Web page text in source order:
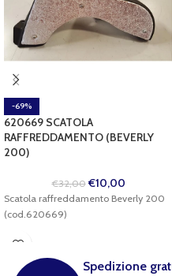
-69%
620669 SCATOLA
RAFFREDDAMENTO (BEVERLY
200)
€32,00 €10,00
Scatola raffreddamento Beverly 200
(cod.620669)
Spedizione